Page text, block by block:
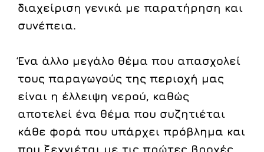
διαχείριση γενικά με παρατήρηση και
συνέπεια.
Ένα άλλο μεγάλο θέμα που απασχολεί
τους παραγωγούς της περιοχή μας
είναι η έλλειψη νερού, καθώς
αποτελεί ένα θέμα που συζητιέται
κάθε φορά που υπάρχει πρόβλημα και
που ξεχνιέται με τις πρώτες βροχές.